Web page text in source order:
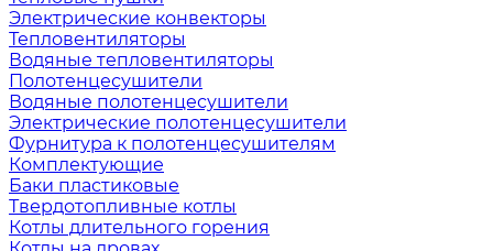
Электрические конвекторы
Тепловентиляторы
Водяные тепловентиляторы
Полотенцесушители
Водяные полотенцесушители
Электрические полотенцесушители
Фурнитура к полотенцесушителям
Комплектующие
Баки пластиковые
Твердотопливные котлы
Котлы длительного горения